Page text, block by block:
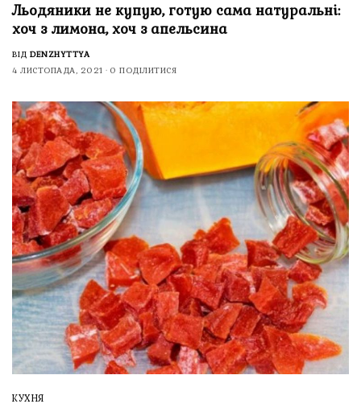
Льодяники не купую, готую сама натуральні:
хоч з лимона, хоч з апельсина
ВІД DENZHYTTYA
4 ЛИСТОПАДА, 2021
0 ПОДІЛИТИСЯ
КУХНЯ